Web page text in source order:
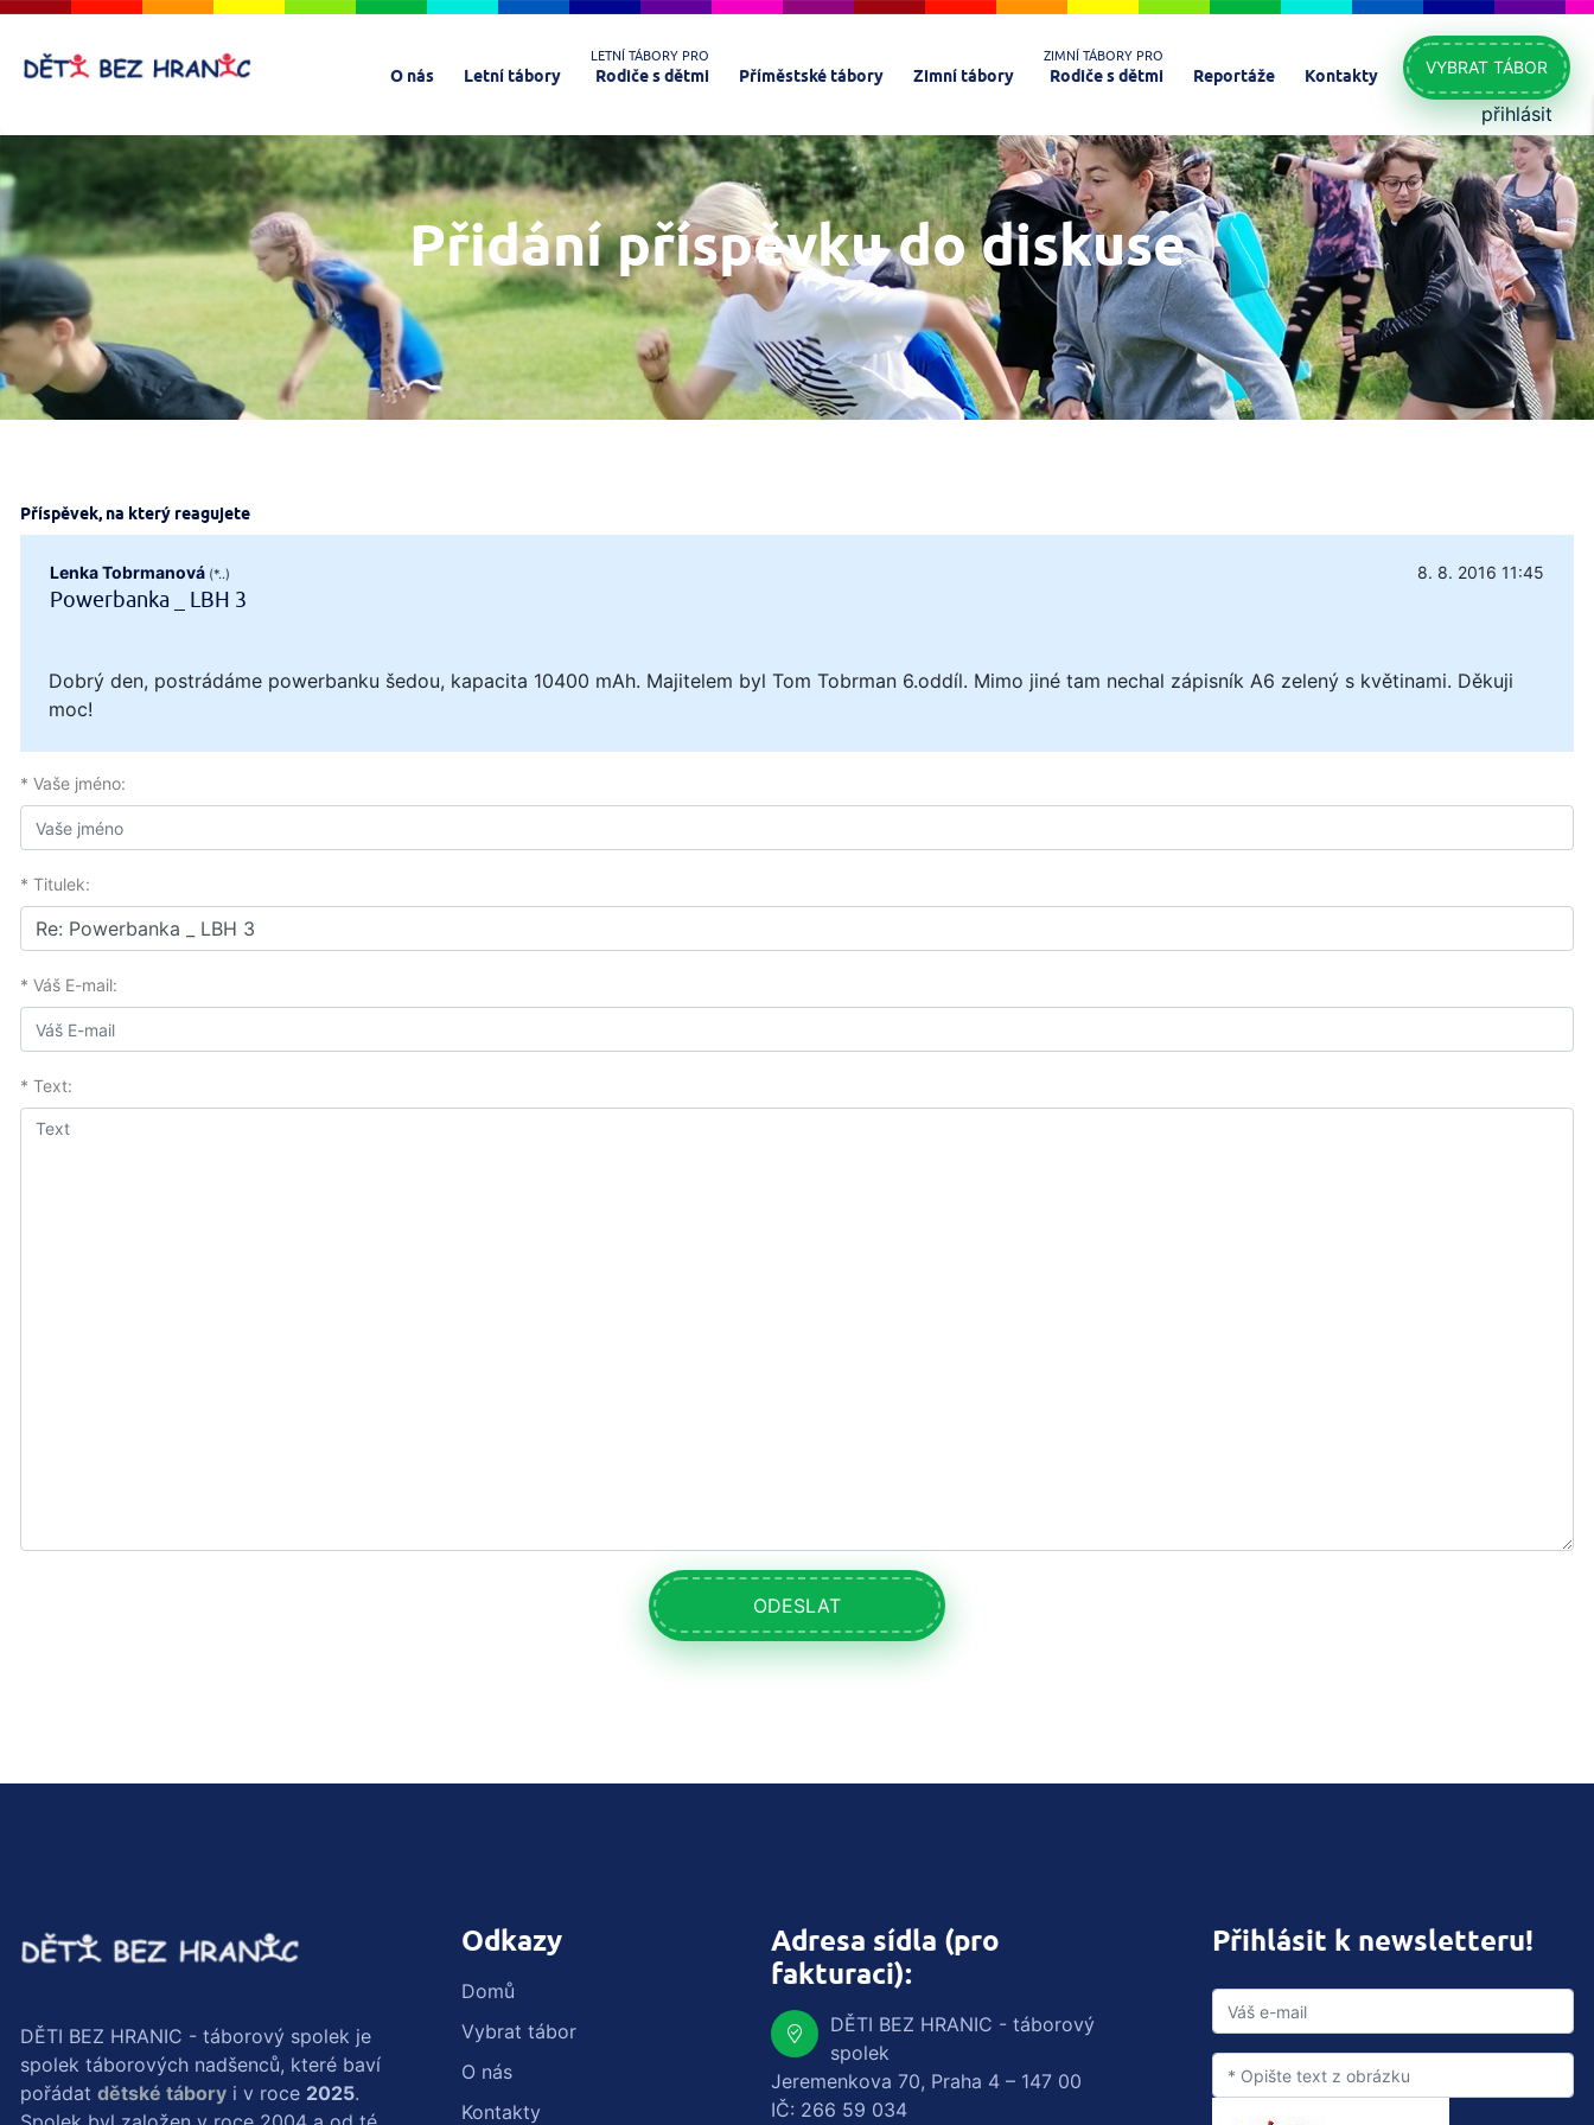
O nás Letní tábory
LETNÍ TÁBORY PRO
Rodiče s dětmi Příměstské tábory Zimní tábory
ZIMNÍ TÁBORY PRO
Rodiče s dětmi Reportáže Kontakty VYBRAT TÁBOR
přihlásit
Přidání příspěvku do diskuse
Příspěvek, na který reagujete
Lenka Tobrmanová (*..) 8. 8. 2016 11:45
Powerbanka _ LBH 3
Dobrý den, postrádáme powerbanku šedou, kapacita 10400 mAh. Majitelem byl Tom Tobrman 6.oddíl. Mimo jiné tam nechal zápisník A6 zelený s květinami. Děkuji
moc!
* Vaše jméno:
* Titulek:
* Váš E-mail:
* Text:
ODESLAT
DĚTI BEZ HRANIC - táborový spolek je
spolek táborových nadšenců, které baví
pořádat dětské tábory i v roce 2025.
Odkazy
Domů
Vybrat tábor
O nás
Kontakty
Adresa sídla (pro
fakturaci):
DĚTI BEZ HRANIC - táborový
spolek
Jeremenkova 70, Praha 4 – 147 00
IČ: 266 59 034
Přihlásit k newsletteru!